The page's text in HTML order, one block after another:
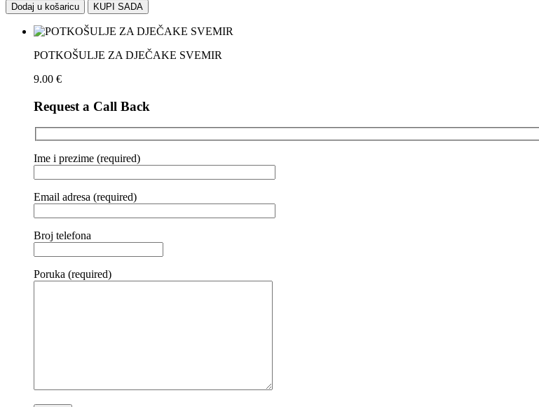
Dodaj u košaricu KUPI SADA
POTKOŠULJE ZA DJEČAKE SVEMIR
9.00 €
Request a Call Back
Ime i prezime (required)
Email adresa (required)
Broj telefona
Poruka (required)